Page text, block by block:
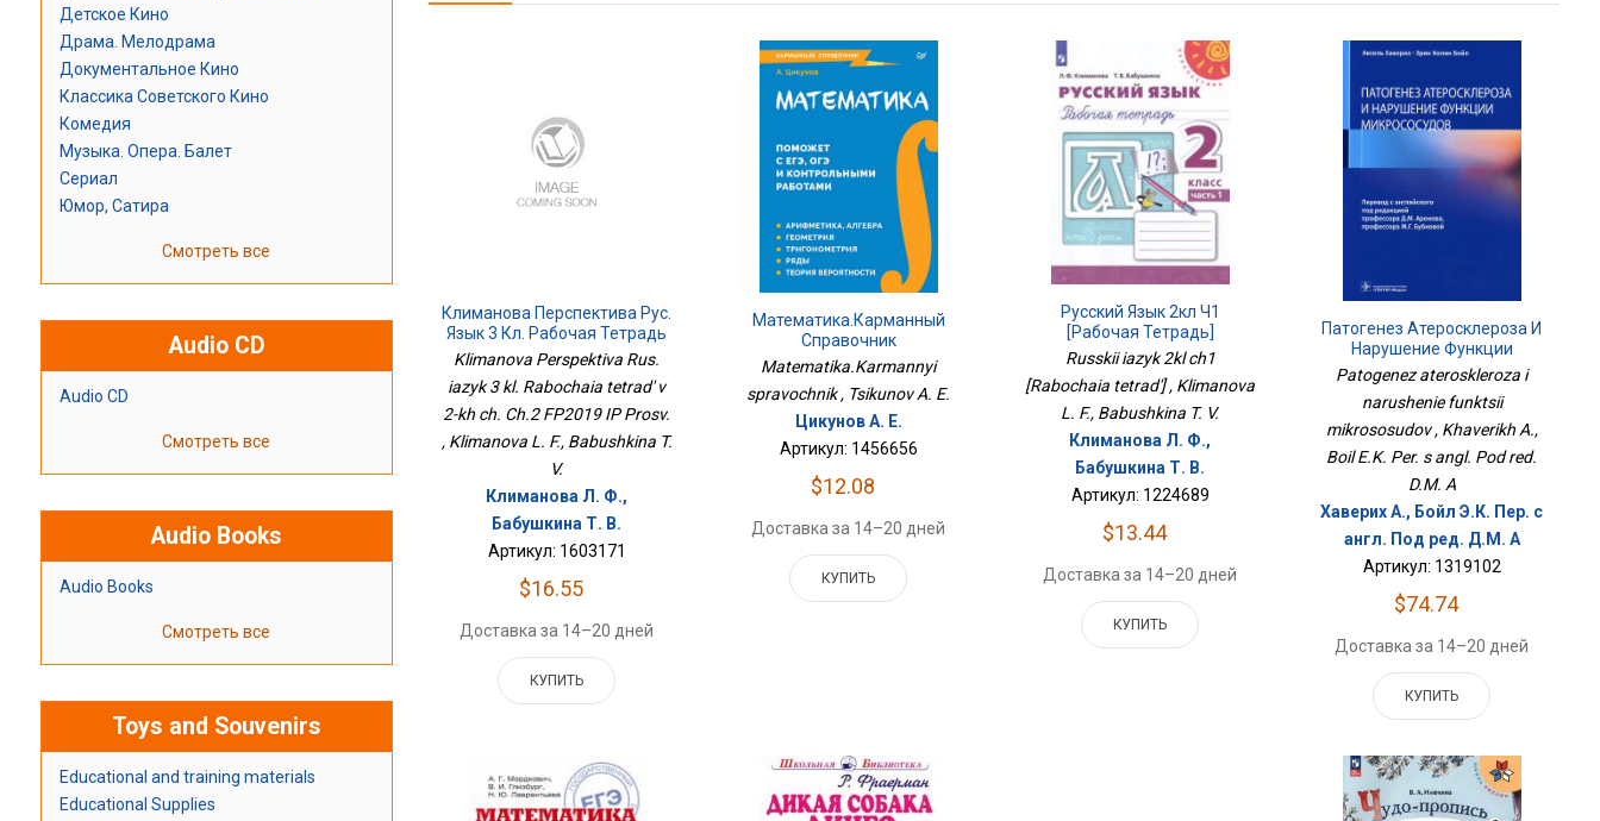
Детское Кино
Драма. Мелодрама
Документальное Кино
Классика Советского Кино
Комедия
Музыка. Опера. Балет
Сериал
Юмор, Сатира
Смотреть все
Audio CD
Audio CD
Смотреть все
Audio Books
Audio Books
Смотреть все
Toys and Souvenirs
Educational and training materials
Educational Supplies
Климанова Перспектива Рус.
Язык 3 Кл. Рабочая Тетрадь
В 2-Х Ч. Ч.2 ФП2019 ИП Просв.
Klimanova Perspektiva Rus.
iazyk 3 kl. Rabochaia tetrad' v
2-kh ch. Ch.2 FP2019 IP Prosv.
, Klimanova L. F., Babushkina T.
V.
Климанова Л. Ф.,
Бабушкина Т. В.
Артикул: 1603171
$16.55
Доставка за 14–20 дней
КУПИТЬ
Математика.Карманный
Справочник
Matematika.Karmannyi
spravochnik , Tsikunov A. E.
Цикунов А. Е.
Артикул: 1456656
$12.08
Доставка за 14–20 дней
КУПИТЬ
Русский Язык 2кл Ч1
[Рабочая Тетрадь]
Russkii iazyk 2kl ch1
[Rabochaia tetrad'] , Klimanova
L. F., Babushkina T. V.
Климанова Л. Ф.,
Бабушкина Т. В.
Артикул: 1224689
$13.44
Доставка за 14–20 дней
КУПИТЬ
Патогенез Атеросклероза И
Нарушение Функции
Микрососудов
Patogenez ateroskleroza i
narushenie funktsii
mikrososudov , Khaverikh A.,
Boil E.K. Per. s angl. Pod red.
D.M. A
Хаверих А., Бойл Э.К. Пер. с
англ. Под ред. Д.М. А
Артикул: 1319102
$74.74
Доставка за 14–20 дней
КУПИТЬ